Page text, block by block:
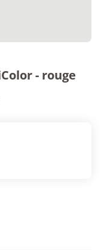
- rouge